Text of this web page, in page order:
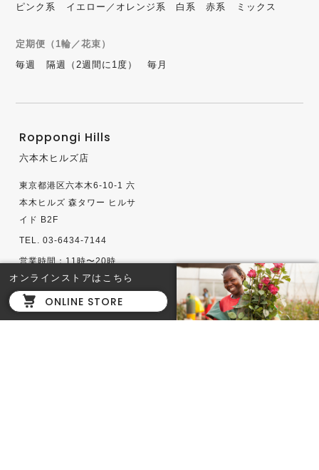
オンラインストアはこちら
ONLINE STORE
ピンク系
イエロー／オレンジ系 白系 赤系 ミックス
定期便（1輪／花束）
毎週
隔週（2週間に1度） 毎月
Roppongi Hills
六本木ヒルズ店
東京都港区六本木6-10-1 六
本木ヒルズ 森タワー ヒルサ
イド B2F
TEL. 03-6434-7144
営業時間：11時〜20時
HIROO